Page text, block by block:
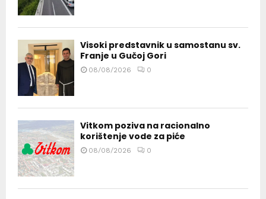
Visoki predstavnik u samostanu sv.
Franje u Gučoj Gori
08/08/2026 0
Vitkom poziva na racionalno
korištenje vode za piće
08/08/2026 0